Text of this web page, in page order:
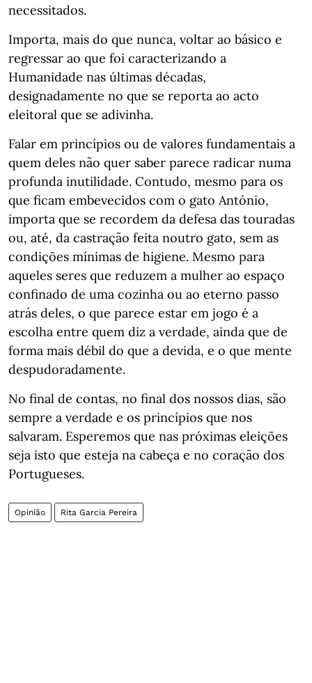
necessitados.
Importa, mais do que nunca, voltar ao básico e
regressar ao que foi caracterizando a
Humanidade nas últimas décadas,
designadamente no que se reporta ao acto
eleitoral que se adivinha.
Falar em princípios ou de valores fundamentais a
quem deles não quer saber parece radicar numa
profunda inutilidade. Contudo, mesmo para os
que ficam embevecidos com o gato António,
importa que se recordem da defesa das touradas
ou, até, da castração feita noutro gato, sem as
condições mínimas de higiene. Mesmo para
aqueles seres que reduzem a mulher ao espaço
confinado de uma cozinha ou ao eterno passo
atrás deles, o que parece estar em jogo é a
escolha entre quem diz a verdade, ainda que de
forma mais débil do que a devida, e o que mente
despudoradamente.
No final de contas, no final dos nossos dias, são
sempre a verdade e os princípios que nos
salvaram. Esperemos que nas próximas eleições
seja isto que esteja na cabeça e no coração dos
Portugueses.
Opinião Rita Garcia Pereira